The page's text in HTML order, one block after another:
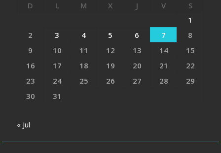
D L M X J V
S
1
2
3 4 5 6 7
8
9
10 11 12 13 14
15
16
17 18 19 20 21
22
23
24 25 26 27 28
29
30
31
« Jul